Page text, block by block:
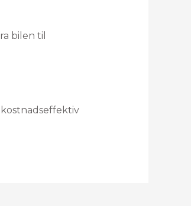
bilen til